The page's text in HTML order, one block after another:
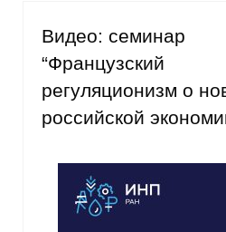
Видео: семинар
“Французский
регуляционизм о
российской